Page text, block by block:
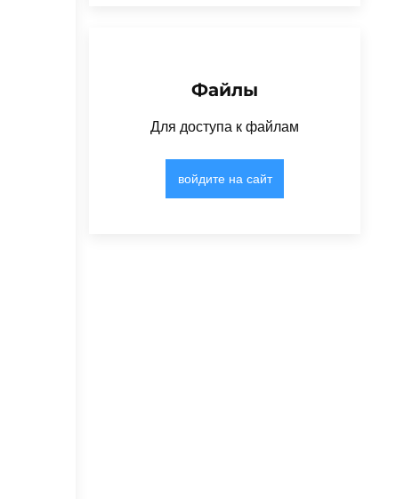
Файлы
Для доступа к файлам
войдите на сайт